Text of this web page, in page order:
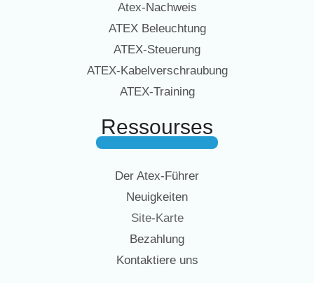
Atex-Nachweis
ATEX Beleuchtung
ATEX-Steuerung
ATEX-Kabelverschraubung
ATEX-Training
Ressourses
Der Atex-Führer
Neuigkeiten
Site-Karte
Bezahlung
Kontaktiere uns